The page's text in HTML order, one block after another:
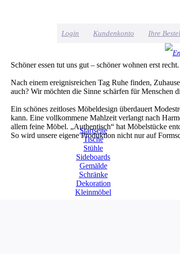
Login Kundenkonto Ihre
Startseite
Tische
Stühle
Sideboards
Gemälde
Schränke
Dekoration
Kleinmöbel
Schöner essen tut uns gut – schöner wohnen erst recht.
Nach einem ereignisreichen Tag Ruhe finden,
auch? Wir möchten die Sinne schärfen für Menschen
Ein schönes zeitloses Möbeldesign überdauert
kann. Eine vollkommene Mahlzeit verlangt nach
allem feine Möbel. „Authentisch“ hat Möbelstücke
So wird unsere eigene Produktion nicht nur auf